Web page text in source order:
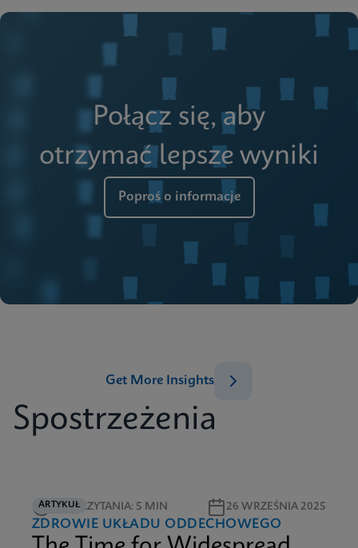
Połącz się, aby
otrzymać lepsze wyniki
Poproś o informacje
Spostrzeżenia
Get More Insights
ARTYKUŁ
CZAS CZYTANIA: 5 MIN 26 WRZEŚNIA 2025
ZDROWIE UKŁADU ODDECHOWEGO